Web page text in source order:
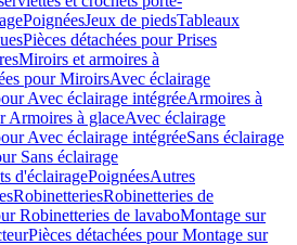
PoignéesJeux de piedsTableaux
Pièces détachées pour Prises
Miroirs et armoires à
pour MiroirsAvec éclairage
Avec éclairage intégréeArmoires à
Armoires à glaceAvec éclairage
Avec éclairage intégréeSans éclairage
Sans éclairage
d'éclairagePoignéesAutres
RobinetteriesRobinetteries de
Robinetteries de lavaboMontage sur
Pièces détachées pour Montage sur